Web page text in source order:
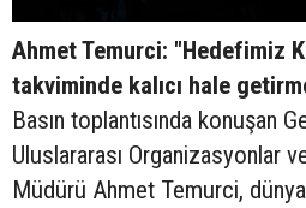
Ahmet Temurci: "Hedefimiz
takviminde kalıcı hale
Basın toplantısında konuşan
Uluslararası Organizasyonlar
Müdürü Ahmet Temurci,